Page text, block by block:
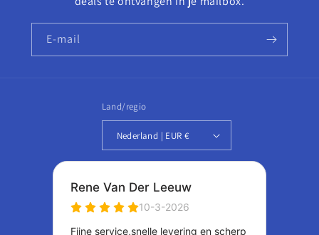
E‑mail
Land/regio
Nederland | EUR €